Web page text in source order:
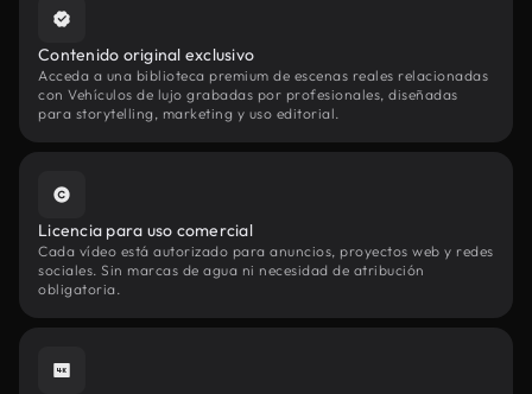
Contenido original exclusivo
Acceda a una biblioteca premium de escenas reales relacionadas
con Vehículos de lujo grabadas por profesionales, diseñadas
para storytelling, marketing y uso editorial.
Licencia para uso comercial
Cada vídeo está autorizado para anuncios, proyectos web y redes
sociales. Sin marcas de agua ni necesidad de atribución
obligatoria.